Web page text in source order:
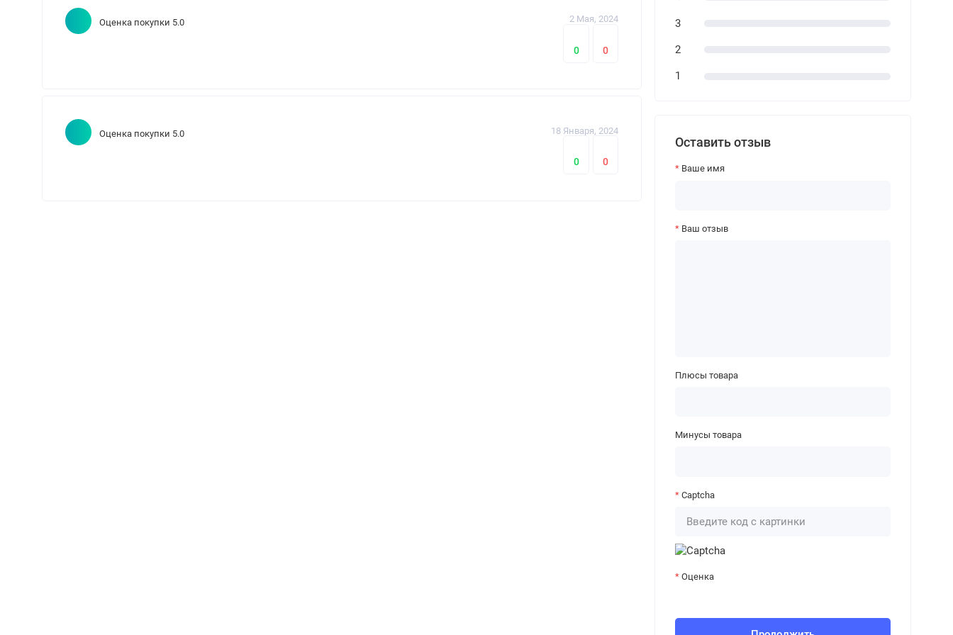
Оценка покупки 5.0 2 Мая, 2024
0 0
Оценка покупки 5.0 18 Января, 2024
0 0
3
2
1
Оставить отзыв
Ваше имя
Ваш отзыв
Плюсы товара
Минусы товара
Captcha
Оценка